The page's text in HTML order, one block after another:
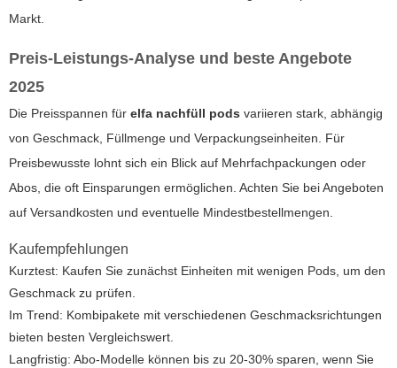
Markt.
Preis-Leistungs-Analyse und beste Angebote
2025
Die Preisspannen für elfa nachfüll pods variieren stark, abhängig
von Geschmack, Füllmenge und Verpackungseinheiten. Für
Preisbewusste lohnt sich ein Blick auf Mehrfachpackungen oder
Abos, die oft Einsparungen ermöglichen. Achten Sie bei Angeboten
auf Versandkosten und eventuelle Mindestbestellmengen.
Kaufempfehlungen
Kurztest: Kaufen Sie zunächst Einheiten mit wenigen Pods, um den
Geschmack zu prüfen.
Im Trend: Kombipakete mit verschiedenen Geschmacksrichtungen
bieten besten Vergleichswert.
Langfristig: Abo-Modelle können bis zu 20-30% sparen, wenn Sie